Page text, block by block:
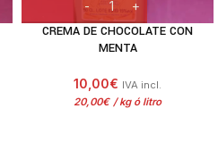
CREMA DE CHOCOLATE CON
MENTA
10,00€ IVA incl.
20,00€ / kg ó litro